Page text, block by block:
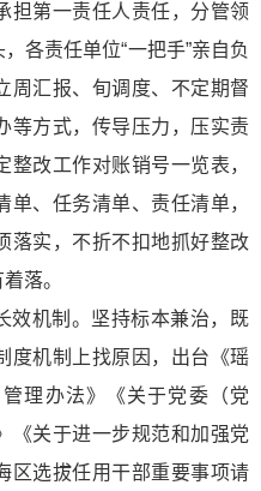
担第一责任人责任，分管领
各责任单位“一把手”亲自负
周汇报、旬调度、不定期督
等方式，传导压力，压实责
改工作对账销号一览表，
、任务清单、责任清单，
落实，不折不扣地抓好整改
落。
效机制。坚持标本兼治，既
度机制上找原因，出台《瑶
理办法》《关于党委（党
《关于进一步规范和加强党
区选拔任用干部重要事项请